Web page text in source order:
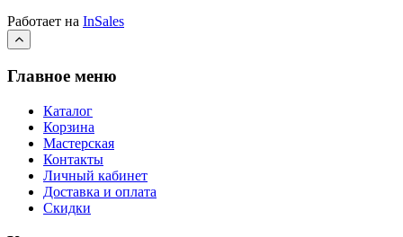
Работает на InSales
Главное меню
Каталог
Корзина
Мастерская
Контакты
Личный кабинет
Доставка и оплата
Скидки